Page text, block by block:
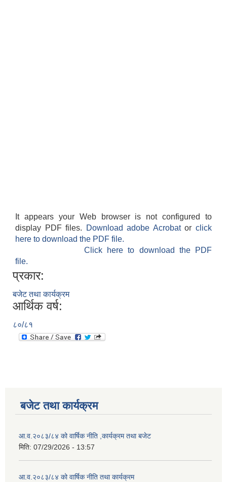
It appears your Web browser is not configured to
display PDF files.
Download adobe Acrobatorclick
here to download the PDF file.
Click here to download the PDF
file.
प्रकार:
बजेट तथा कार्यक्रम
आर्थिक वर्ष:
८०/८१
बजेट तथा कार्यक्रम
आ.व.२०८३/८४ को वार्षिक नीति ,कार्यक्रम तथा बजेट
मिति: 07/29/2026 - 13:57
आ.व.२०८३/८४ को वार्षिक नीति तथा कार्यक्रम